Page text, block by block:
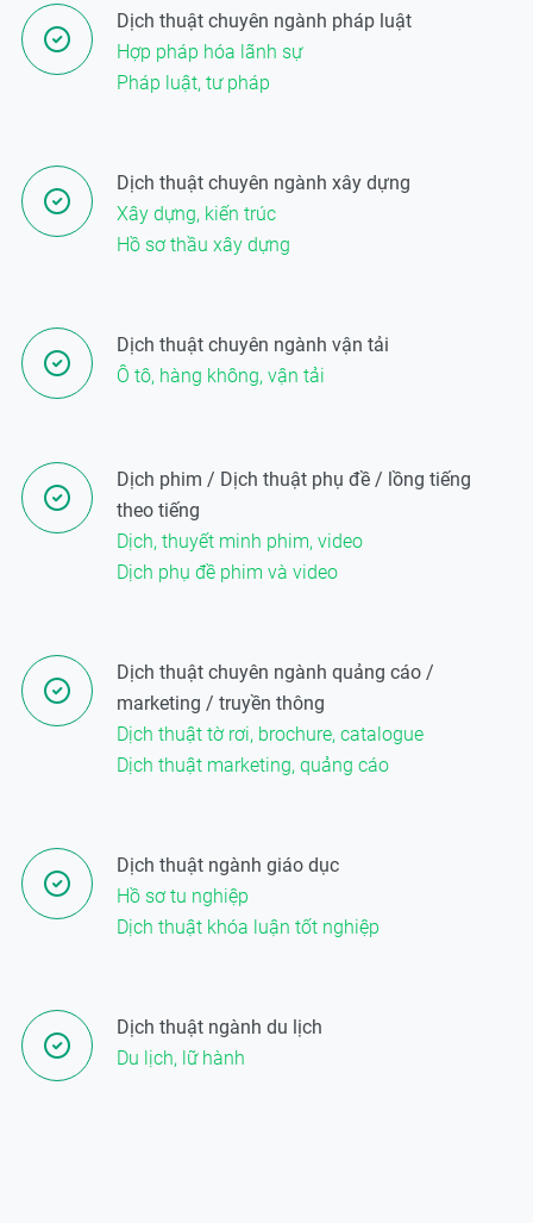
Dịch thuật chuyên ngành pháp luật
Hợp pháp hóa lãnh sự
Pháp luật, tư pháp
Dịch thuật chuyên ngành xây dựng
Xây dựng, kiến trúc
Hồ sơ thầu xây dựng
Dịch thuật chuyên ngành vận tải
Ô tô, hàng không, vận tải
Dịch phim / Dịch thuật phụ đề / lồng tiếng
theo tiếng
Dịch, thuyết minh phim, video
Dịch phụ đề phim và video
Dịch thuật chuyên ngành quảng cáo /
marketing / truyền thông
Dịch thuật tờ rơi, brochure, catalogue
Dịch thuật marketing, quảng cáo
Dịch thuật ngành giáo dục
Hồ sơ tu nghiệp
Dịch thuật khóa luận tốt nghiệp
Dịch thuật ngành du lịch
Du lịch, lữ hành